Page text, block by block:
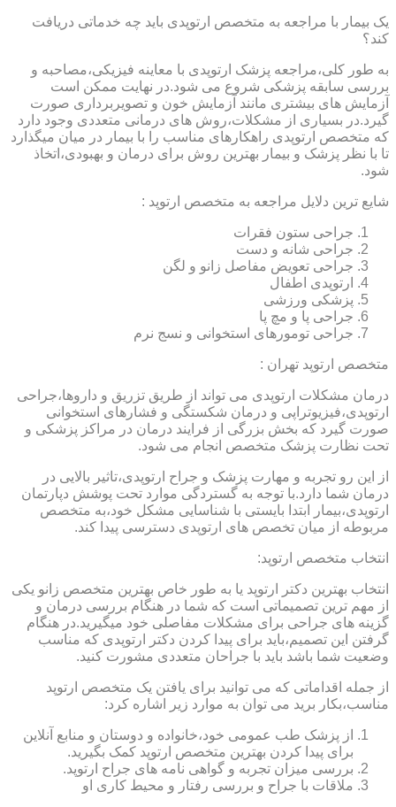
یک بیمار با مراجعه به متخصص ارتوپدی باید چه خدماتی دریافت
کند؟
به طور کلی،مراجعه پزشک ارتوپدی با معاینه فیزیکی،مصاحبه و
بررسی سابقه پزشکی شروع می شود.در نهایت ممکن است
آزمایش های بیشتری مانند آزمایش خون و تصویربرداری صورت
گیرد.در بسیاری از مشکلات،روش های درمانی متعددی وجود دارد
که متخصص ارتوپدی راهکارهای مناسب را با بیمار در میان میگذارد
تا با نظر پزشک و بیمار بهترین روش برای درمان و بهبودی،اتخاذ
شود.
شایع ترین دلایل مراجعه به متخصص ارتوپد :
جراحی ستون فقرات
جراحی شانه و دست
جراحی تعویض مفاصل زانو و لگن
ارتوپدی اطفال
پزشکی ورزشی
جراحی پا و مچ پا
جراحی تومورهای استخوانی و نسج نرم
متخصص ارتوپد تهران :
درمان مشکلات ارتوپدی می تواند از طریق تزریق و داروها،جراحی
ارتوپدی،فیزیوتراپی و درمان شکستگی و فشارهای استخوانی
صورت گیرد که بخش بزرگی از فرایند درمان در مراکز پزشکی و
تحت نظارت پزشک متخصص انجام می شود.
از این رو تجربه و مهارت پزشک و جراح ارتوپدی،تاثیر بالایی در
درمان شما دارد.با توجه به گستردگی موارد تحت پوشش دپارتمان
ارتوپدی،بیمار ابتدا بایستی با شناسایی مشکل خود،به متخصص
مربوطه از میان تخصص های ارتوپدی دسترسی پیدا کند.
انتخاب متخصص ارتوپد:
انتخاب بهترین دکتر ارتوپد یا به طور خاص بهترین متخصص زانو یکی
از مهم ترین تصمیماتی است که شما در هنگام بررسی درمان و
گزینه های جراحی برای مشکلات مفاصلی خود میگیرید.در هنگام
گرفتن این تصمیم،باید برای پیدا کردن دکتر ارتوپدی که مناسب
وضعیت شما باشد باید با جراحان متعددی مشورت کنید.
از جمله اقداماتی که می توانید برای یافتن یک متخصص ارتوپد
مناسب،بکار برید می توان به موارد زیر اشاره کرد:
از پزشک طب عمومی خود،خانواده و دوستان و منابع آنلاین
برای پیدا کردن بهترین متخصص ارتوپد کمک بگیرید.
بررسی میزان تجربه و گواهی نامه های جراح ارتوپد.
ملاقات با جراح و بررسی رفتار و محیط کاری او